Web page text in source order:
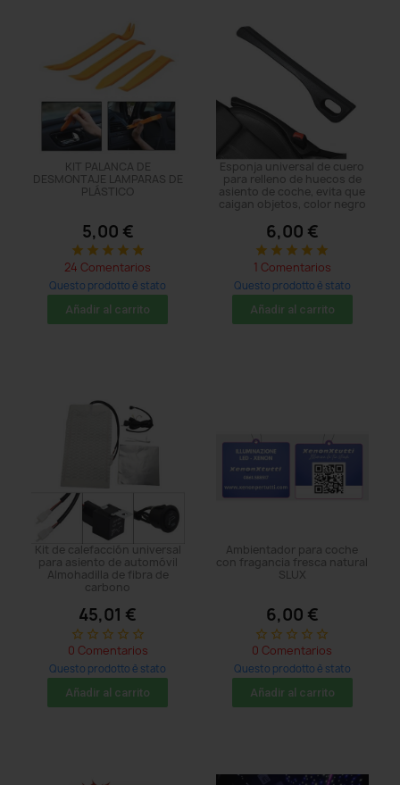
KIT PALANCA DE
DESMONTAJE LAMPARAS DE
PLÁSTICO
5,00 €
star star star star star
24 Comentarios
Questo prodotto è stato
acquistato: 482 times
Añadir al carrito
Esponja universal de cuero
para relleno de huecos de
asiento de coche, evita que
caigan objetos, color negro
6,00 €
star star star star star
1 Comentarios
Questo prodotto è stato
acquistato: 86 times
Añadir al carrito
Kit de calefacción universal
para asiento de automóvil
Almohadilla de fibra de
carbono
45,01 €
star_border star_border star_border star_border star_border
0 Comentarios
Questo prodotto è stato
acquistato: 65 times
Añadir al carrito
Ambientador para coche
con fragancia fresca natural
SLUX
6,00 €
star_border star_border star_border star_border star_border
0 Comentarios
Questo prodotto è stato
acquistato: 26 times
Añadir al carrito